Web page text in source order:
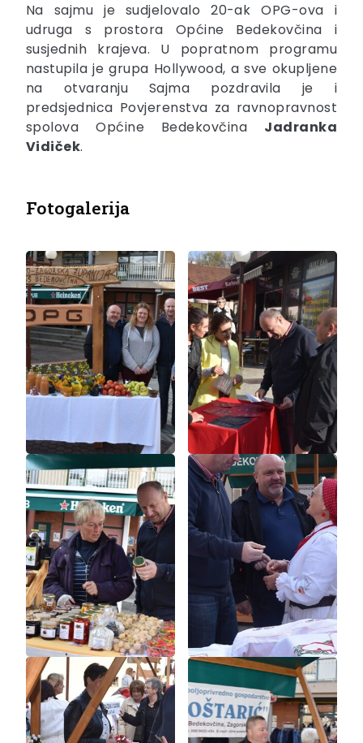
Na sajmu je sudjelovalo 20-ak OPG-ova i
udruga s prostora Općine Bedekovčina i
susjednih krajeva. U popratnom programu
nastupila je grupa Hollywood, a sve okupljene
na otvaranju Sajma pozdravila je i
predsjednica Povjerenstva za ravnopravnost
spolova Općine Bedekovčina Jadranka
Vidiček.
Fotogalerija